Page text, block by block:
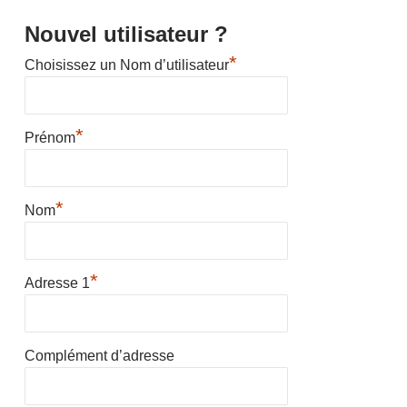
Nouvel utilisateur ?
Choisissez un Nom d’utilisateur*
Prénom*
Nom*
Adresse 1*
Complément d’adresse